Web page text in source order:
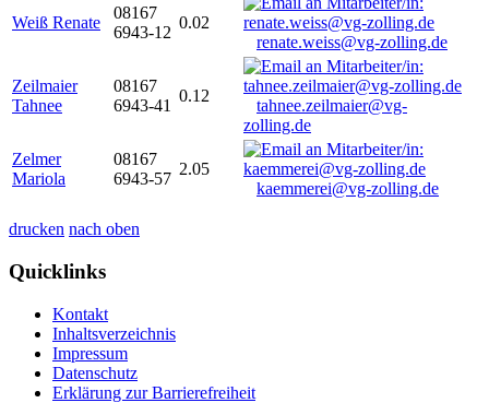
Weiß Renate
08167
6943-12
0.02
renate.weiss@vg-zolling.de
Zeilmaier
Tahnee
08167
6943-41
0.12
tahnee.zeilmaier@vg-
zolling.de
Zelmer
Mariola
08167
6943-57
2.05
kaemmerei@vg-zolling.de
drucken nach oben
Quicklinks
Kontakt
Inhaltsverzeichnis
Impressum
Datenschutz
Erklärung zur Barrierefreiheit